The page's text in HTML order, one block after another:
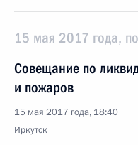
15 мая 2017 года,
Совещание по
и пожаров
15 мая 2017 года, 18:40
Иркутск